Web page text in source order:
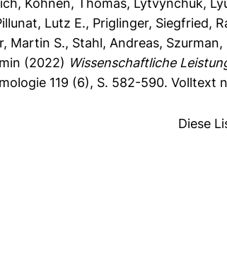
, Kohnen, Thomas, Lytvynchuk,
Lutz E., Priglinger, Siegfried,
Martin S., Stahl, Andreas, Szurman,
(2022) Wissenschaftliche
119 (6), S. 582-590.Volltext
Diese